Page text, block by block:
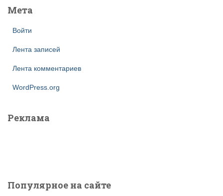
Мета
Войти
Лента записей
Лента комментариев
WordPress.org
Реклама
Популярное на сайте